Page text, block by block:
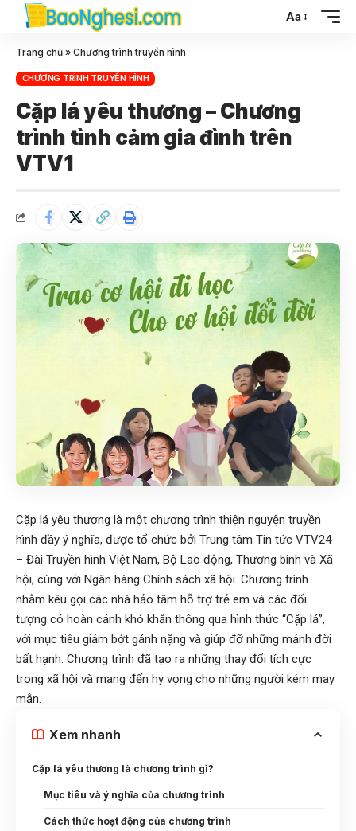
Aa
Trang chủ » Chương trình truyền hình
CHƯƠNG TRÌNH TRUYỀN HÌNH
Cặp lá yêu thương – Chương
trình tình cảm gia đình trên
VTV1
Cặp lá yêu thương là một chương trình thiện nguyện truyền
hình đầy ý nghĩa, được tổ chức bởi Trung tâm Tin tức VTV24
– Đài Truyền hình Việt Nam, Bộ Lao động, Thương binh và Xã
hội, cùng với Ngân hàng Chính sách xã hội. Chương trình
nhằm kêu gọi các nhà hảo tâm hỗ trợ trẻ em và các đối
tượng có hoàn cảnh khó khăn thông qua hình thức “Cặp lá”,
với mục tiêu giảm bớt gánh nặng và giúp đỡ những mảnh đời
bất hạnh. Chương trình đã tạo ra những thay đổi tích cực
trong xã hội và mang đến hy vọng cho những người kém may
mắn.
Xem nhanh
Cặp lá yêu thương là chương trình gì?
Mục tiêu và ý nghĩa của chương trình
Cách thức hoạt động của chương trình